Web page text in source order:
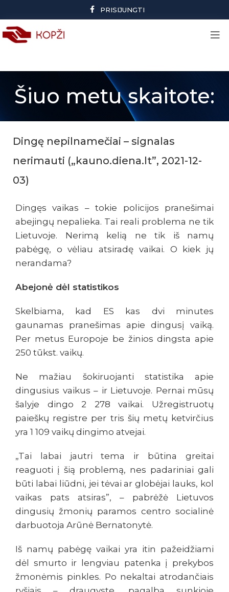
PRISIJUNGTI
Šiuo metu skaitote:
Dingę nepilnamečiai – signalas
nerimauti („kauno.diena.lt”, 2021-12-
03)
Dingęs vaikas – tokie policijos pranešimai
abejingų nepalieka. Tai reali problema ne tik
Lietuvoje. Nerimą kelią ne tik iš namų
pabėgę, o vėliau atsiradę vaikai. O kiek jų
nerandama?
Abejonė dėl statistikos
Skelbiama, kad ES kas dvi minutes
gaunamas pranešimas apie dingusį vaiką.
Per metus Europoje be žinios dingsta apie
250 tūkst. vaikų.
Ne mažiau šokiruojanti statistika apie
dingusius vaikus – ir Lietuvoje. Pernai mūsų
šalyje dingo 2 278 vaikai. Užregistruotų
paieškų registre per tris šių metų ketvirčius
yra 1 109 vaikų dingimo atvejai.
„Tai labai jautri tema ir būtina greitai
reaguoti į šią problemą, nes padariniai gali
būti labai liūdni, jei tėvai ar globėjai lauks, kol
vaikas pats atsiras”, – pabrėžė Lietuvos
dingusių žmonių paramos centro socialinė
darbuotoja Arūnė Bernatonytė.
Iš namų pabėgę vaikai yra itin pažeidžiami
dėl smurto ir lengviau patenka į prekybos
žmonėmis pinkles. Po nekaltai atrodančiais